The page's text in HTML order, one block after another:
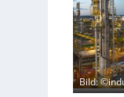
Bild: